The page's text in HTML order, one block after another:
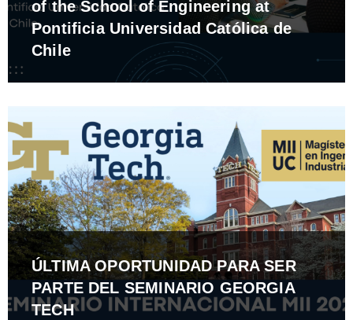
of the School of Engineering at
Pontificia Universidad Católica de
Chile
ÚLTIMA OPORTUNIDAD PARA SER
PARTE DEL SEMINARIO GEORGIA
TECH